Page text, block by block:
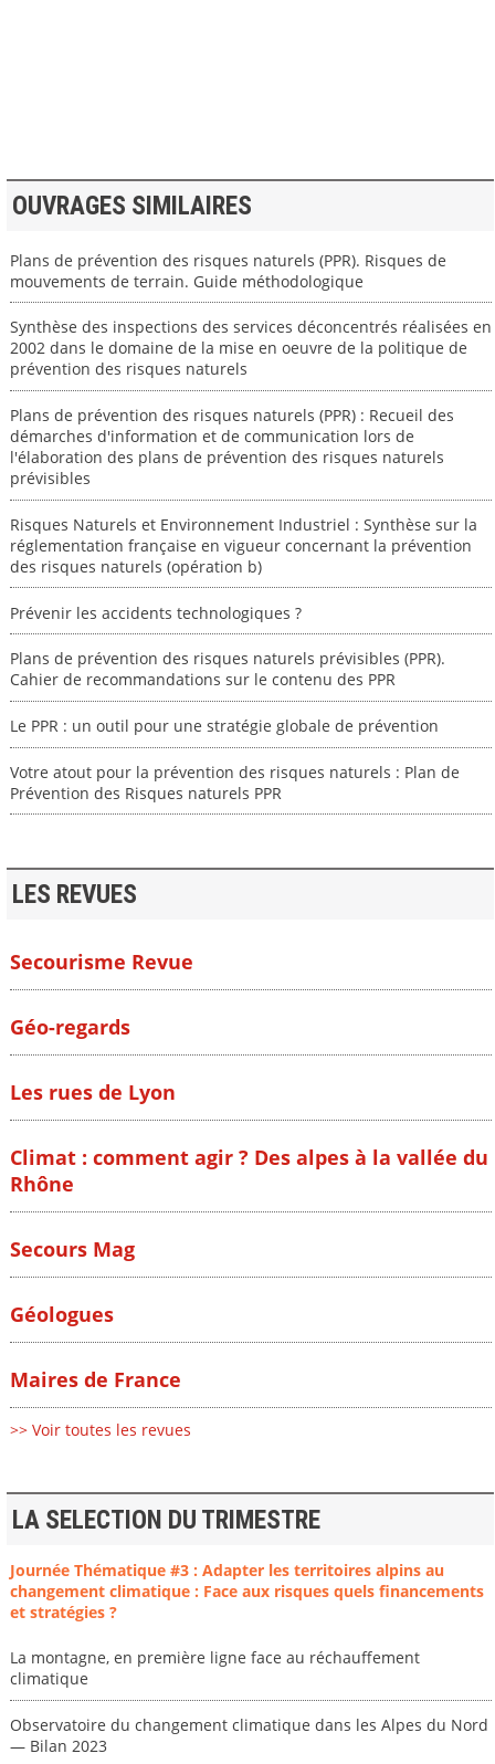
OUVRAGES SIMILAIRES
Plans de prévention des risques naturels (PPR). Risques de
mouvements de terrain. Guide méthodologique
Synthèse des inspections des services déconcentrés réalisées en
2002 dans le domaine de la mise en oeuvre de la politique de
prévention des risques naturels
Plans de prévention des risques naturels (PPR) : Recueil des
démarches d'information et de communication lors de
l'élaboration des plans de prévention des risques naturels
prévisibles
Risques Naturels et Environnement Industriel : Synthèse sur la
réglementation française en vigueur concernant la prévention
des risques naturels (opération b)
Prévenir les accidents technologiques ?
Plans de prévention des risques naturels prévisibles (PPR).
Cahier de recommandations sur le contenu des PPR
Le PPR : un outil pour une stratégie globale de prévention
Votre atout pour la prévention des risques naturels : Plan de
Prévention des Risques naturels PPR
LES REVUES
Secourisme Revue
Géo-regards
Les rues de Lyon
Climat : comment agir ? Des alpes à la vallée du
Rhône
Secours Mag
Géologues
Maires de France
>> Voir toutes les revues
LA SELECTION DU TRIMESTRE
Journée Thématique #3 : Adapter les territoires alpins au
changement climatique : Face aux risques quels financements
et stratégies ?
La montagne, en première ligne face au réchauffement
climatique
Observatoire du changement climatique dans les Alpes du Nord
— Bilan 2023